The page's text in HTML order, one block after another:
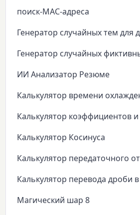
поиск-MAC-адреса
Генератор случайных тем для
Генератор случайных
ИИ Анализатор Резюме
Калькулятор времени
Калькулятор коэффициентов
Калькулятор Косинуса
Калькулятор передаточного
Калькулятор перевода дроби
Магический шар 8